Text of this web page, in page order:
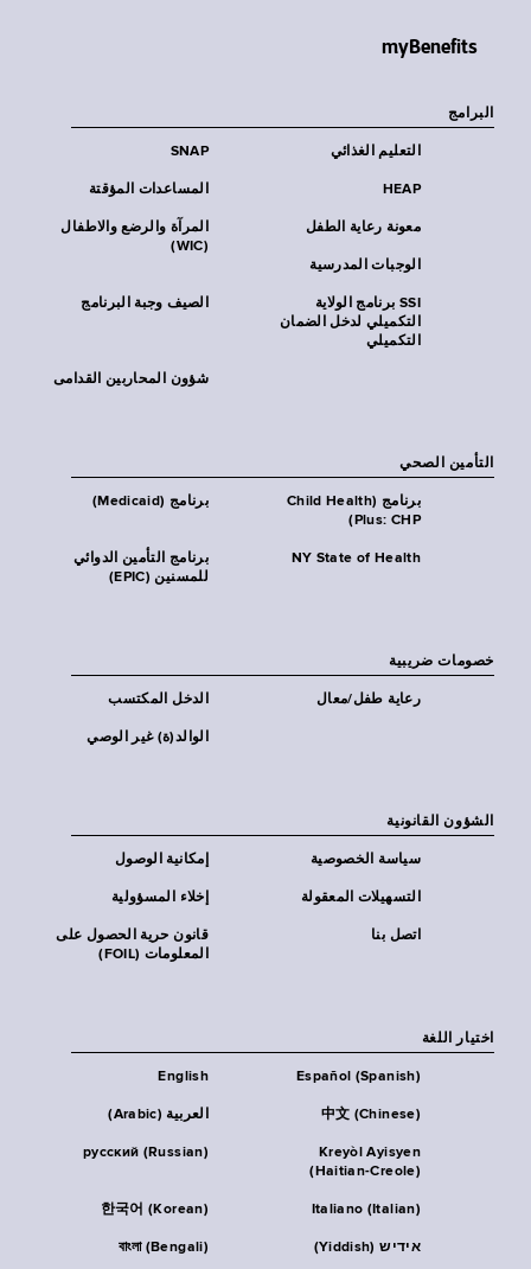
myBenefits
البرامج
SNAP التعليم الغذائي
المساعدات المؤقتة HEAP
المرآة والرضع والاطفال
(WIC)
معونة رعاية الطفل
الوجبات المدرسية
الصيف وجبة البرنامج
SSI برنامج الولاية
التكميلي لدخل الضمان
التكميلي
شؤون المحاربين القدامى
التأمين الصحي
برنامج (Medicaid)
برنامج (Child Health
Plus: CHP)
برنامج التأمين الدوائي
للمسنين (EPIC)
NY State of Health
خصومات ضريبية
الدخل المكتسب رعاية طفل/معال
الوالد(ة) غير الوصي
الشؤون القانونية
إمكانية الوصول سياسة الخصوصية
إخلاء المسؤولية التسهيلات المعقولة
قانون حرية الحصول على
المعلومات (FOIL)
اتصل بنا
اختيار اللغة
English Español (Spanish)
العربية (Arabic) 中文 (Chinese)
русский (Russian)
Kreyòl Ayisyen
(Haitian-Creole)
한국어 (Korean) Italiano (Italian)
বাংলা (Bengali) אידיש (Yiddish)